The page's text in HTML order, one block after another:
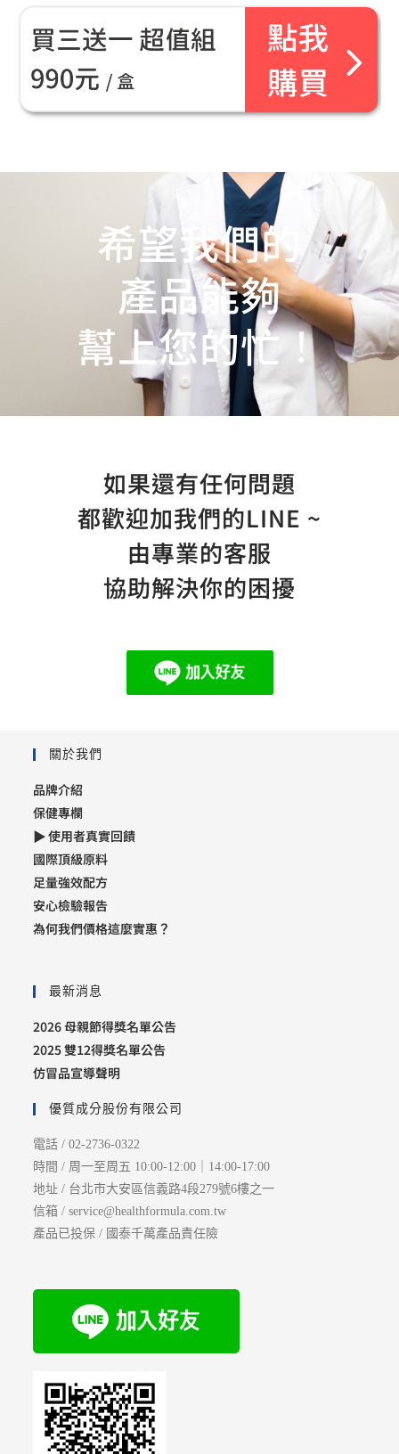
希望我們的
產品能夠
幫上您的忙！
如果還有任何問題
都歡迎加我們的LINE ~
由專業的客服
協助解決你的困擾
關於我們
品牌介紹
保健專欄
▶ 使用者真實回饋
國際頂級原料
足量強效配方
安心檢驗報告
為何我們價格這麼實惠？
最新消息
2026 母親節得獎名單公告
2025 雙12得獎名單公告
仿冒品宣導聲明
優質成分股份有限公司
電話 / 02-2736-0322
時間 / 周一至周五 10:00-12:00｜14:00-17:00
地址 / 台北市大安區信義路4段279號6樓之一
信箱 / service@healthformula.com.tw
產品已投保 / 國泰千萬產品責任險